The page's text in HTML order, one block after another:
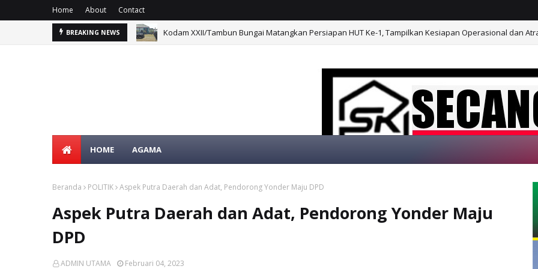
Home About Contact
BREAKING NEWS Kodam XXII/Tambun Bungai Matangkan Persiapan HUT Ke-1, Tampilkan Kesiapan Operasional dan
SELAMAT
HOME AGAMA
Beranda POLITIK Aspek Putra Daerah dan Adat, Pendorong Yonder Maju DPD
Aspek Putra Daerah dan Adat, Pendorong Yonder Maju
DPD
ADMIN UTAMA Februari 04, 2023